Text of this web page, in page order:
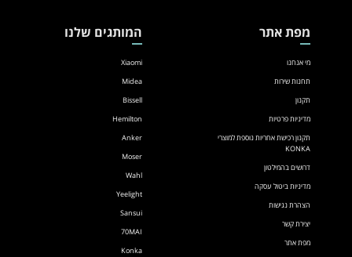
מפת אתר
מי אנחנו
תחנות שירות
תקנון
מדיניות פרטיות
תקנון רכישת אחריות נוספת למוצרי
KONKA
דרושים בהמילטון
מדיניות ביטול עסקה
הצהרת נגישות
יצירת קשר
מפת אתר
המותגים שלנו
Xiaomi
Midea
Bissell
Hemilton
Anker
Moser
Wahl
Yeelight
Sansui
70MAI
Konka